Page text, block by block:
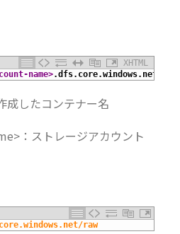
XHTML
name>.dfs.core.windows.net/
したコンテナー名
：ストレージアカウント
raw